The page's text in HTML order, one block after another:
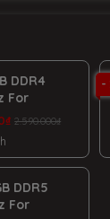
DDR4
For
2.590.000₫
-
DDR5
For